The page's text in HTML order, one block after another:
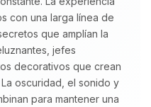
con una larga línea de
que amplían la
jefes
decorativos que crean
oscuridad, el sonido y
para mantener una